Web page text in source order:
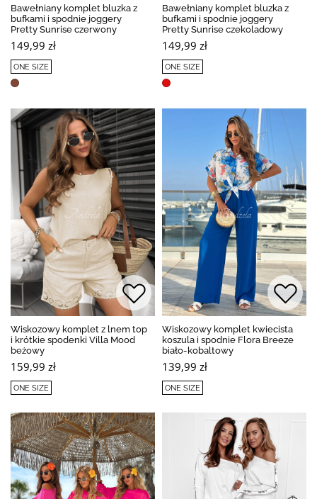
Bawełniany komplet bluzka z
bufkami i spodnie joggery
Pretty Sunrise czerwony
149,99 zł
ONE SIZE
Bawełniany komplet bluzka z
bufkami i spodnie joggery
Pretty Sunrise czekoladowy
149,99 zł
ONE SIZE
Wiskozowy komplet z lnem top
i krótkie spodenki Villa Mood
beżowy
159,99 zł
ONE SIZE
Wiskozowy komplet kwiecista
koszula i spodnie Flora Breeze
biało-kobaltowy
139,99 zł
ONE SIZE